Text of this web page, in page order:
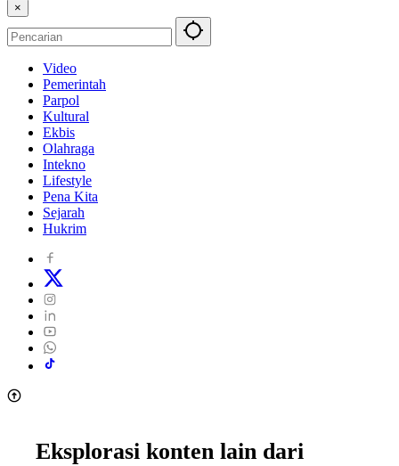
×
Video
Pemerintah
Parpol
Kultural
Ekbis
Olahraga
Intekno
Lifestyle
Pena Kita
Sejarah
Hukrim
Eksplorasi konten lain dari